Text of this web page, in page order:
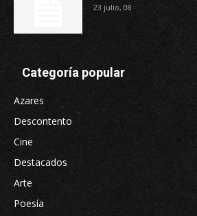
23 julio, 08
Categoría popular
Azares
Descontento
Cine
Destacados
Arte
Poesía